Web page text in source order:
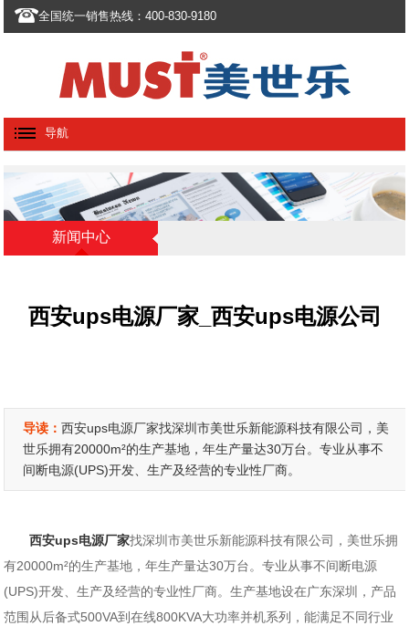
全国统一销售热线：400-830-9180
导航
新闻中心
西安ups电源厂家_西安ups电源公司
导读：西安ups电源厂家找深圳市美世乐新能源科技有限公司，美
世乐拥有20000m²的生产基地，年生产量达30万台。专业从事不
间断电源(UPS)开发、生产及经营的专业性厂商。
西安ups电源厂家找深圳市美世乐新能源科技有限公司，美世乐拥
有20000m²的生产基地，年生产量达30万台。专业从事不间断电源
(UPS)开发、生产及经营的专业性厂商。生产基地设在广东深圳，产品
范围从后备式500VA到在线800KVA大功率并机系列，能满足不同行业